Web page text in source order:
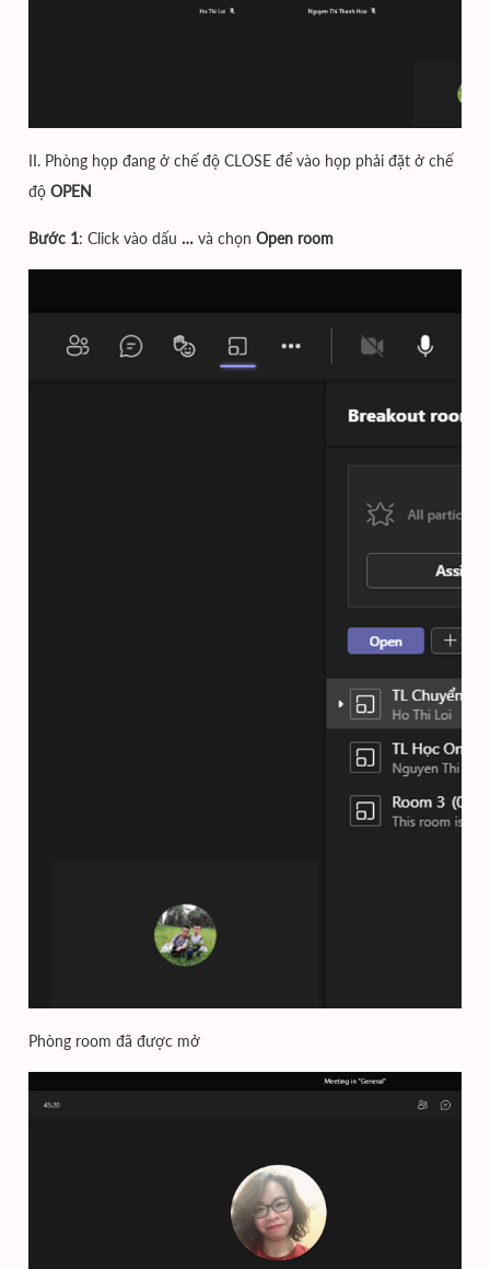
II. Phòng họp đang ở chế độ CLOSE để vào họp phải đặt ở chế
độ OPEN
Bước 1: Click vào dấu … và chọn Open room
Phòng room đã được mở